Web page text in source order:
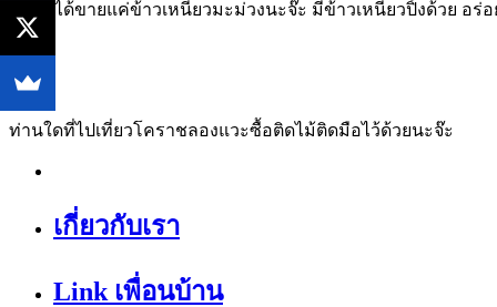
ที่นี่ไม่ได้ขายแค่ข้าวเหนียวมะม่วงนะจ๊ะ มีข้าวเหนียวปิ้งด้วย อร่
ท่านใดที่ไปเที่ยวโคราชลองแวะซื้อติดไม้ติดมือไว้ด้วยนะจ๊ะ
เกี่ยวกับเรา
Link เพื่อนบ้าน